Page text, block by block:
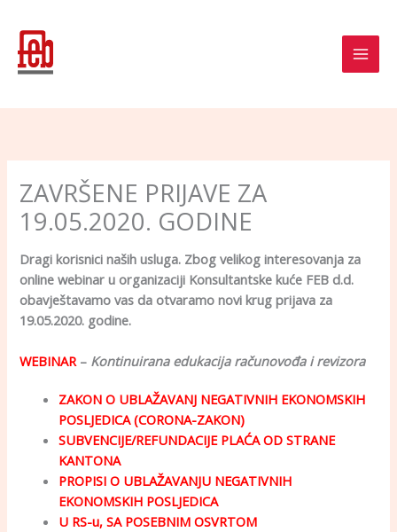
content
ZAVRŠENE PRIJAVE ZA
19.05.2020. GODINE
Dragi korisnici naših usluga. Zbog velikog interesovanja za
online webinar u organizaciji Konsultantske kuće FEB d.d.
obavještavamo vas da otvaramo novi krug prijava za
19.05.2020. godine.
WEBINAR – Kontinuirana edukacija računovođa i revizora
ZAKON O UBLAŽAVANJ NEGATIVNIH EKONOMSKIH
POSLJEDICA (CORONA-ZAKON)
SUBVENCIJE/REFUNDACIJE PLAĆA OD STRANE
KANTONA
PROPISI O UBLAŽAVANJU NEGATIVNIH
EKONOMSKIH POSLJEDICA
U RS-u, SA POSEBNIM OSVRTOM